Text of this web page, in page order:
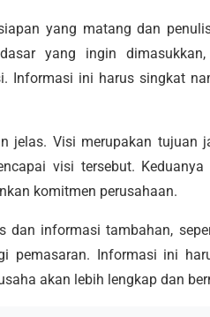
yang matang dan
yang ingin
Informasi ini harus singkat
jelas. Visi merupakan tujuan
visi tersebut. Keduanya
komitmen perusahaan.
dan informasi tambahan,
pemasaran. Informasi ini
akan lebih lengkap dan